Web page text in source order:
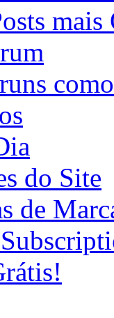
mais
do Site
de